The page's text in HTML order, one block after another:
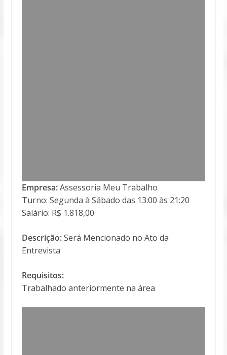
Empresa:Assessoria Meu Trabalho
Turno: Segunda à Sábado das 13:00 às 21:20
Salário: R$ 1.818,00
Descrição:Será Mencionado no Ato da
Entrevista
Requisitos:
Trabalhado anteriormente na área